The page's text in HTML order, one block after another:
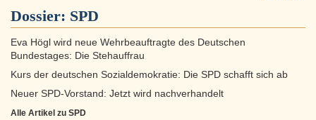
Dossier: SPD
Eva Högl wird neue Wehrbeauftragte des Deutschen
Bundestages: Die Stehauffrau
Kurs der deutschen Sozialdemokratie: Die SPD schafft sich ab
Neuer SPD-Vorstand: Jetzt wird nachverhandelt
Alle Artikel zu SPD